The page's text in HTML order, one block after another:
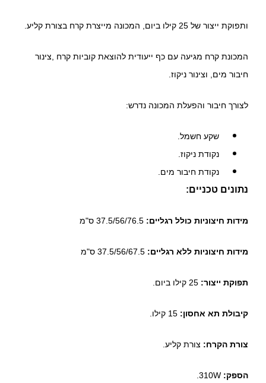
ותפוקת ייצור של 25 קילו ביום, המכונה מייצרת קרח בצורת קליע.
המכונת קרח מגיעה עם כף ייעודית להוצאת קוביות קרח ,צינור
חיבור מים, וצינור ניקוז.
לצורך חיבור והפעלת המכונה נדרש:
שקע חשמל.
נקודת ניקוז.
נקודת חיבור מים.
נתונים טכניים:
מידות חיצוניות כולל רגליים: 37.5/56/76.5 ס"מ
מידות חיצוניות ללא רגליים: 37.5/56/67.5 ס"מ
תפוקת ייצור: 25 קילו ביום.
קיבולת תא אחסון: 15 קילו.
צורת הקרח: צורת קליע.
הספק: 310W.